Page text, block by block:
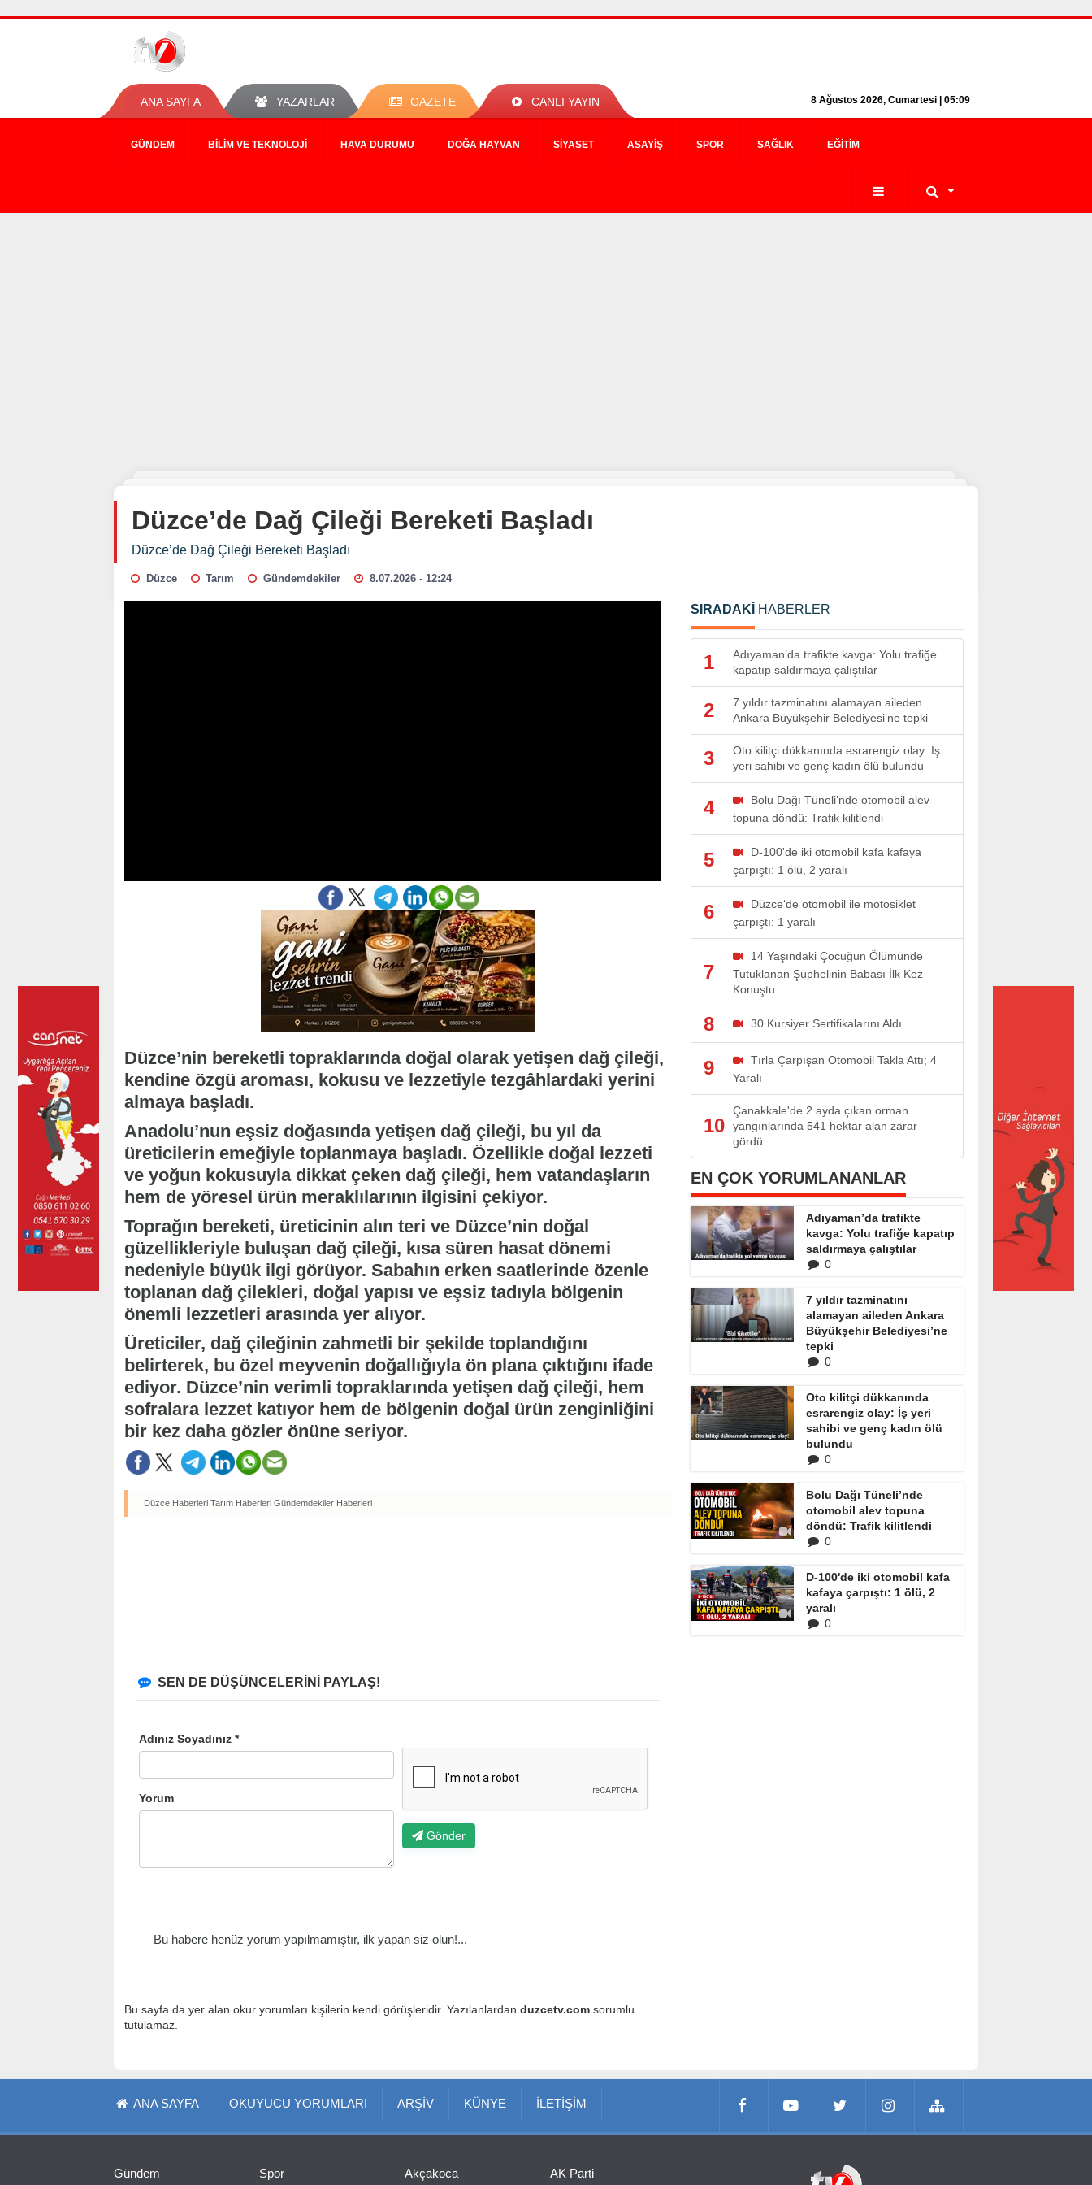
ANA SAYFA YAZARLAR GAZETE CANLI YAYIN 8 Ağustos 2026, Cumartesi | 05:09
GÜNDEM BILIM VE TEKNOLOJI HAVA DURUMU DOĞA HAYVAN SIYASET ASAYIŞ SPOR SAĞLIK EĞITIM
Düzce’de Dağ Çileği Bereketi Başladı
Düzce’de Dağ Çileği Bereketi Başladı
Düzce Tarım Gündemdekiler 8.07.2026 - 12:24
Düzce’nin bereketli topraklarında doğal olarak yetişen dağ çileği,
kendine özgü aroması, kokusu ve lezzetiyle tezgâhlardaki yerini
almaya başladı.
Anadolu’nun eşsiz doğasında yetişen dağ çileği, bu yıl da
üreticilerin emeğiyle toplanmaya başladı. Özellikle doğal lezzeti
ve yoğun kokusuyla dikkat çeken dağ çileği, hem vatandaşların
hem de yöresel ürün meraklılarının ilgisini çekiyor.
Toprağın bereketi, üreticinin alın teri ve Düzce’nin doğal
güzellikleriyle buluşan dağ çileği, kısa süren hasat dönemi
nedeniyle büyük ilgi görüyor. Sabahın erken saatlerinde özenle
toplanan dağ çilekleri, doğal yapısı ve eşsiz tadıyla bölgenin
önemli lezzetleri arasında yer alıyor.
Üreticiler, dağ çileğinin zahmetli bir şekilde toplandığını
belirterek, bu özel meyvenin doğallığıyla ön plana çıktığını ifade
ediyor. Düzce’nin verimli topraklarında yetişen dağ çileği, hem
sofralara lezzet katıyor hem de bölgenin doğal ürün zenginliğini
bir kez daha gözler önüne seriyor.
Düzce Haberleri Tarım Haberleri Gündemdekiler Haberleri
SEN DE DÜŞÜNCELERİNİ PAYLAŞ!
Adınız Soyadınız *
Yorum
Gönder
Bu habere henüz yorum yapılmamıştır, ilk yapan siz olun!...
Bu sayfa da yer alan okur yorumları kişilerin kendi görüşleridir. Yazılanlardan duzcetv.com sorumlu
tutulamaz.
SIRADAKİ HABERLER
1
Adıyaman’da trafikte kavga: Yolu trafiğe
kapatıp saldırmaya çalıştılar
2
7 yıldır tazminatını alamayan aileden
Ankara Büyükşehir Belediyesi’ne tepki
3
Oto kilitçi dükkanında esrarengiz olay: İş
yeri sahibi ve genç kadın ölü bulundu
4
Bolu Dağı Tüneli’nde otomobil alev
topuna döndü: Trafik kilitlendi
5
D-100'de iki otomobil kafa kafaya
çarpıştı: 1 ölü, 2 yaralı
6
Düzce‘de otomobil ile motosiklet
çarpıştı: 1 yaralı
7
14 Yaşındaki Çocuğun Ölümünde
Tutuklanan Şüphelinin Babası İlk Kez
Konuştu
8 30 Kursiyer Sertifikalarını Aldı
9
Tırla Çarpışan Otomobil Takla Attı; 4
Yaralı
10
Çanakkale'de 2 ayda çıkan orman
yangınlarında 541 hektar alan zarar
gördü
EN ÇOK YORUMLANANLAR
Adıyaman’da trafikte
kavga: Yolu trafiğe kapatıp
saldırmaya çalıştılar
0
7 yıldır tazminatını
alamayan aileden Ankara
Büyükşehir Belediyesi’ne
tepki
0
Oto kilitçi dükkanında
esrarengiz olay: İş yeri
sahibi ve genç kadın ölü
bulundu
0
Bolu Dağı Tüneli’nde
otomobil alev topuna
döndü: Trafik kilitlendi
0
D-100'de iki otomobil kafa
kafaya çarpıştı: 1 ölü, 2
yaralı
0
ANA SAYFA OKUYUCU YORUMLARI ARŞİV KÜNYE İLETİŞİM
Gündem Spor Akçakoca AK Parti